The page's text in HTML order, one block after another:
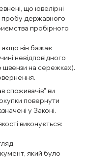
що ювелірні
пробу державного
пробірного
він бажає
невідповідного
швензи на сережках).
споживачів" ви
повернути
у Законі.
виконується:
який було